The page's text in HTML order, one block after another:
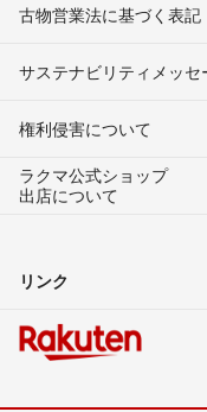
古物営業法に基づく表記
サステナビリティメッセ
権利侵害について
ラクマ公式ショップ
出店について
リンク